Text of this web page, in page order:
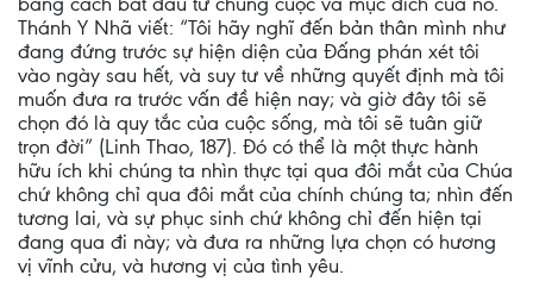
Thánh Y Nhã viết: “Tôi hãy nghĩ đến bản thân mình như
đang đứng trước sự hiện diện của Ðấng phán xét tôi
vào ngày sau hết, và suy tư về những quyết định mà tôi
muốn đưa ra trước vấn đề hiện nay; và giờ đây tôi sẽ
chọn đó là quy tắc của cuộc sống, mà tôi sẽ tuân giữ
trọn đời” (Linh Thao, 187). Đó có thể là một thực hành
hữu ích khi chúng ta nhìn thực tại qua đôi mắt của Chúa
chứ không chỉ qua đôi mắt của chính chúng ta; nhìn đến
tương lai, và sự phục sinh chứ không chỉ đến hiện tại
đang qua đi này; và đưa ra những lựa chọn có hương
vị vĩnh cửu, và hương vị của tình yêu.